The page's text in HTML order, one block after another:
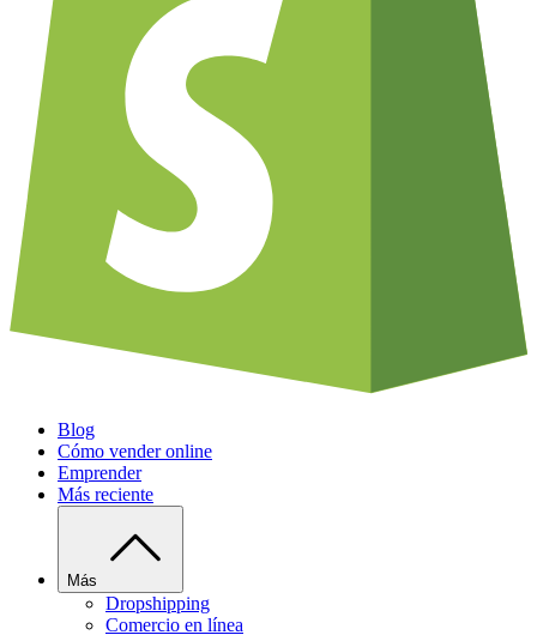
Blog
Cómo vender online
Emprender
Más reciente
Más
Dropshipping
Comercio en línea